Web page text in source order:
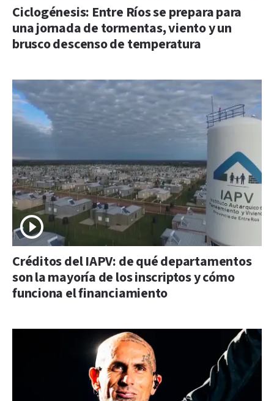
Ciclogénesis: Entre Ríos se prepara para
una jornada de tormentas, viento y un
brusco descenso de temperatura
Créditos del IAPV: de qué departamentos
son la mayoría de los inscriptos y cómo
funciona el financiamiento